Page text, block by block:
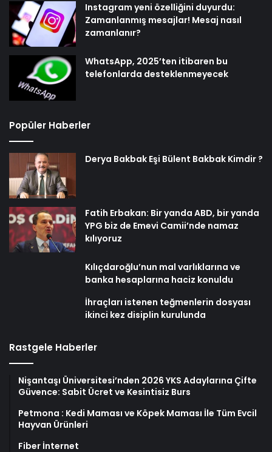
Instagram yeni özelliğini duyurdu:
Zamanlanmış mesajlar! Mesaj nasıl
zamanlanır?
WhatsApp, 2025’ten itibaren bu
telefonlarda desteklenmeyecek
Popüler Haberler
Derya Bakbak Eşi Bülent Bakbak Kimdir ?
Fatih Erbakan: Bir yanda ABD, bir yanda
YPG biz de Emevi Camii’nde namaz
kılıyoruz
Kılıçdaroğlu’nun mal varlıklarına ve
banka hesaplarına haciz konuldu
İhraçları istenen teğmenlerin dosyası
ikinci kez disiplin kurulunda
Rastgele Haberler
Nişantaşı Üniversitesi’nden 2026 YKS Adaylarına Çifte
Güvence: Sabit Ücret ve Kesintisiz Burs
Petmona : Kedi Maması ve Köpek Maması İle Tüm Evcil
Hayvan Ürünleri
Fiber İnternet